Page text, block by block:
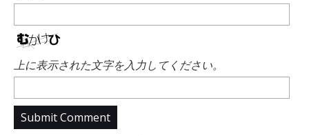
上に表示された文字を入力してください。